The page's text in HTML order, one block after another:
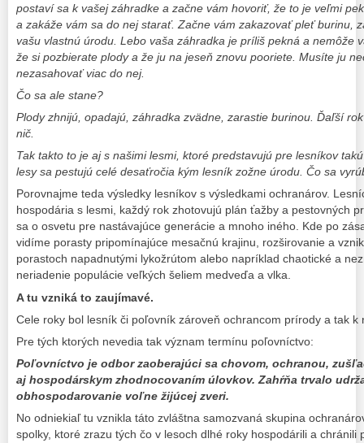
postaví sa k vašej záhradke a začne vám hovoriť, že to je veľmi
a zakáže vám sa do nej starať. Začne vám zakazovať pleť burinu,
vašu vlastnú úrodu. Lebo vaša záhradka je príliš pekná a nemôže
že si pozbierate plody a že ju na jeseň znovu pooriete. Musíte ju
nezasahovať viac do nej.
Čo sa ale stane?
Plody zhnijú, opadajú, záhradka zvädne, zarastie burinou. Ďaľší
nič.
Tak takto to je aj s našimi lesmi, ktoré predstavujú pre lesníkov
lesy sa pestujú celé desaťročia kým lesník zožne úrodu. Čo sa
Porovnajme teda výsledky lesníkov s výsledkami ochranárov.
hospodária s lesmi, každý rok zhotovujú plán ťažby a pestovných
sa o osvetu pre nastávajúce generácie a mnoho iného. Kde po
vidíme porasty pripomínajúce mesačnú krajinu, rozširovanie a
porastoch napadnutými lykožrútom alebo napríklad chaotické a
neriadenie populácie veľkých šeliem medveďa a vlka.
A tu vzniká to zaujímavé.
Cele roky bol lesník či poľovník zároveň ochrancom prírody a tak k
Pre tých ktorých nevedia tak význam termínu poľovníctvo:
Poľovníctvo je odbor zaoberajúci sa chovom, ochranou,
aj hospodárskym zhodnocovaním úlovkov. Zahŕňa trvalo
obhospodarovanie voľne žijúcej zveri.
No odniekiaľ tu vznikla táto zvláštna samozvaná skupina
spolky, ktoré zrazu tých čo v lesoch dlhé roky hospodárili a chránili